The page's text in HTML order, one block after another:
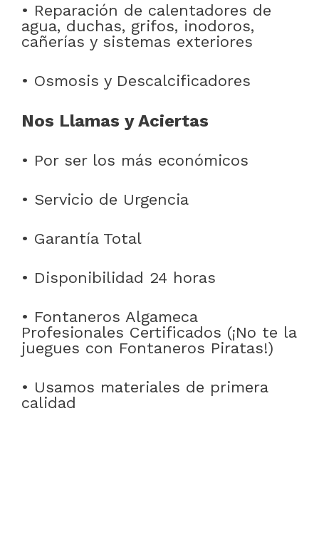
• Reparación de calentadores de
agua, duchas, grifos, inodoros,
cañerías y sistemas exteriores
• Osmosis y Descalcificadores
Nos Llamas y Aciertas
• Por ser los más económicos
• Servicio de Urgencia
• Garantía Total
• Disponibilidad 24 horas
• Fontaneros Algameca
Profesionales Certificados (¡No te la
juegues con Fontaneros Piratas!)
• Usamos materiales de primera
calidad